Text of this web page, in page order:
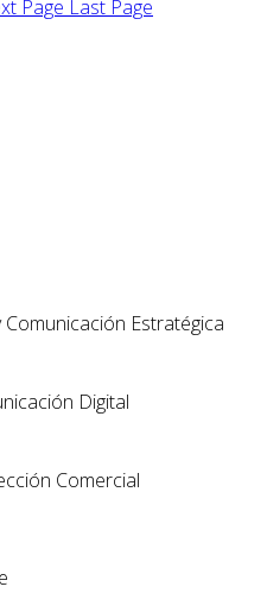
Page Last Page
Estratégica
Digital
Comercial